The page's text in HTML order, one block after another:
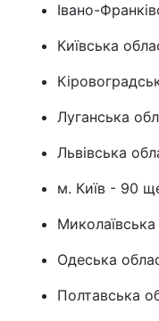
Івано-
Київська
Луганська
Львівська
м. Київ - 90
Одеська
Полтавська